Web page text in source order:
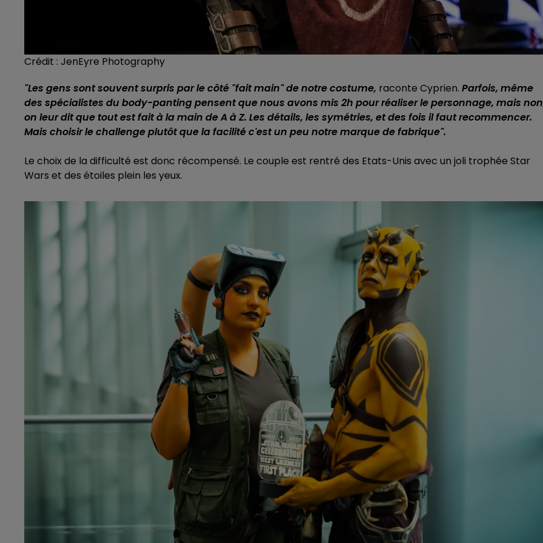
Crédit : JenEyre Photography
"Les gens sont souvent surpris par le côté "fait main" de notre costume, raconte Cyprien. Parfois, même
des spécialistes du body-panting pensent que nous avons mis 2h pour réaliser le personnage, mais
on leur dit que tout est fait à la main de A à Z. Les détails, les symétries, et des fois il faut recommencer.
Mais choisir le challenge plutôt que la facilité c'est un peu notre marque de fabrique".
Le choix de la difficulté est donc récompensé. Le couple est rentré des Etats-Unis avec un joli trophée Star
Wars et des étoiles plein les yeux.